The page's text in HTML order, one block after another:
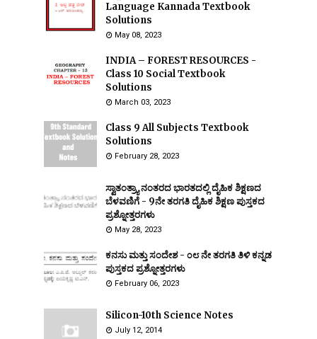
Language Kannada Textbook
Solutions
May 08, 2023
INDIA – FOREST RESOURCES -
Class 10 Social Textbook
Solutions
March 03, 2023
Class 9 All Subjects Textbook
Solutions
February 28, 2023
ಸ್ವಾತಂತ್ರ್ಯಾ ನಂತರದ ಭಾರತದಲ್ಲಿ ದೈಹಿಕ ಶಿಕ್ಷಣದ
ಬೆಳವಣಿಗೆ - 9ನೇ ತರಗತಿ ದೈಹಿಕ ಶಿಕ್ಷಣ ಪುಸ್ತಕದ
ಪ್ರಶ್ನೋತ್ತರಗಳು
May 28, 2023
ಕನಸು ಮತ್ತು ಸಂದೇಶ - ೦೮ ನೇ ತರಗತಿ ತಿಳಿ ಕನ್ನಡ
ಪುಸ್ತಕದ ಪ್ರಶ್ನೋತ್ತರಗಳು
February 06, 2023
Silicon-10th Science Notes
July 12, 2014